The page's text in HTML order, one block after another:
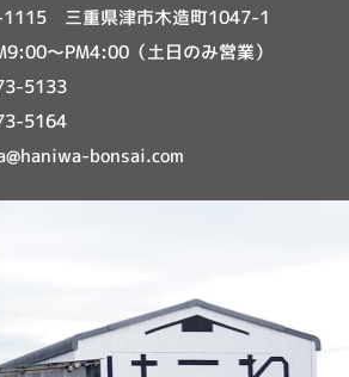
三重県津市木造町1047-1
〜PM4:00（土日のみ営業）
5133
5164
bonsai.com